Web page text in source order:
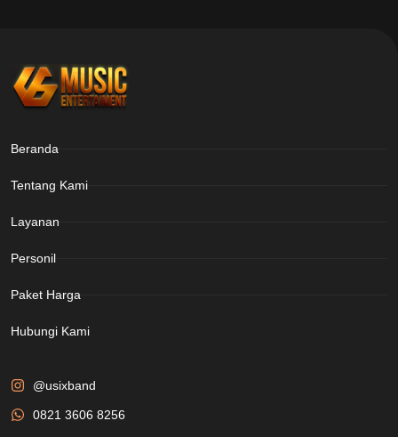
@usixband
0821 3606 8256
Beranda
Tentang Kami
Layanan
Personil
Paket Harga
Hubungi Kami